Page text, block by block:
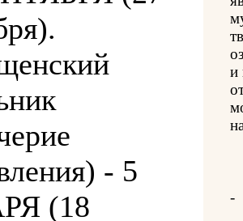
- 5
(18
и
-